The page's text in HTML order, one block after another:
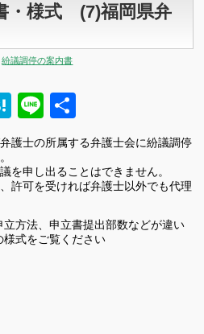
・様式 (7)福岡県弁
紛議調停の案内書
Hatena
Line
有
護士の所属する弁護士会に紛議調停
を申し出ることはできません。
許可を受ければ弁護士以外でも代理
立方法、申立書提出部数などが違い
式をご覧ください